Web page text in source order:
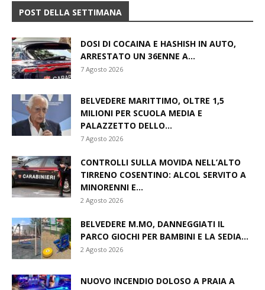
DOSI DI COCAINA E HASHISH IN AUTO,
ARRESTATO UN 36ENNE A...
BELVEDERE MARITTIMO, OLTRE 1,5
MILIONI PER SCUOLA MEDIA E
PALAZZETTO DELLO...
CONTROLLI SULLA MOVIDA NELL’ALTO
TIRRENO COSENTINO: ALCOL SERVITO A
MINORENNI E...
BELVEDERE M.MO, DANNEGGIATI IL
PARCO GIOCHI PER BAMBINI E LA SEDIA...